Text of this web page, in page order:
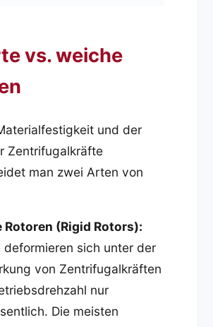
vs. weiche
und der
Zentrifugalkräfte
man zwei Arten von
Rotoren (Rigid Rotors):
deformieren sich unter der
von Zentrifugalkräften
nur
Die meisten